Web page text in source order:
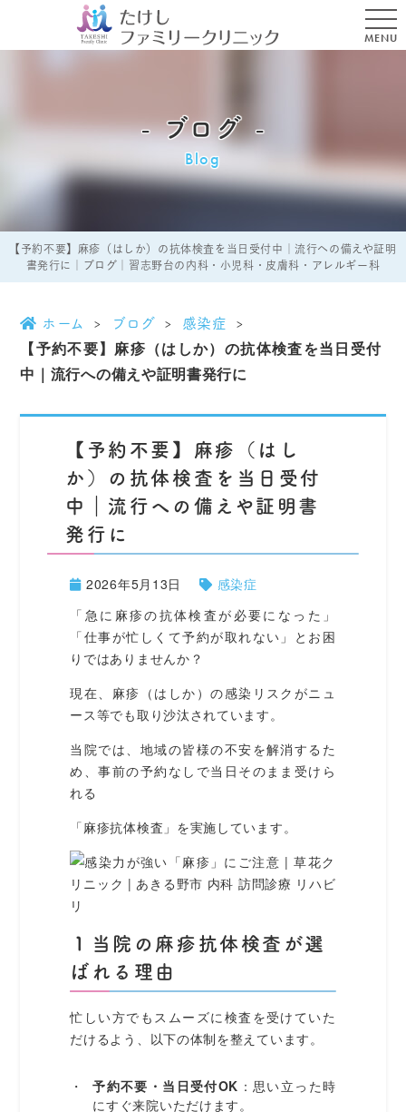
MENU
ブログ
Blog
【予約不要】麻疹（はしか）の抗体検査を当日受付中｜流行への備えや証明
書発行に｜ブログ｜習志野台の内科・小児科・皮膚科・アレルギー科
ホーム ブログ 感染症
【予約不要】麻疹（はしか）の抗体検査を当日受付
中｜流行への備えや証明書発行に
【予約不要】麻疹（はし
か）の抗体検査を当日受付
中｜流行への備えや証明書
発行に
2026年5月13日
感染症
「急に麻疹の抗体検査が必要になった」
「仕事が忙しくて予約が取れない」とお困
りではありませんか？
現在、麻疹（はしか）の感染リスクがニュ
ース等でも取り沙汰されています。
当院では、地域の皆様の不安を解消するた
め、事前の予約なしで当日そのまま受けら
れる
「麻疹抗体検査」を実施しています。
１当院の麻疹抗体検査が選
ばれる理由
忙しい方でもスムーズに検査を受けていた
だけるよう、以下の体制を整えています。
予約不要・当日受付OK ：思い立った時
にすぐ来院いただけます。